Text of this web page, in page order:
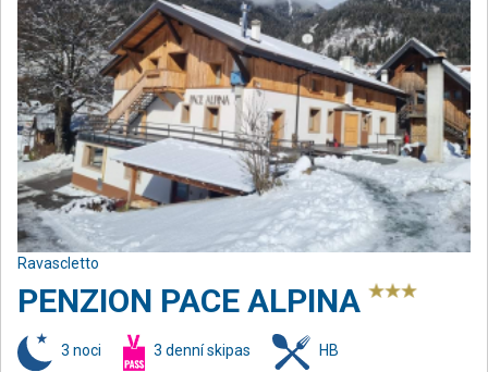
Ravascletto
PENZION PACE ALPINA
3 noci 3 denní skipas HB